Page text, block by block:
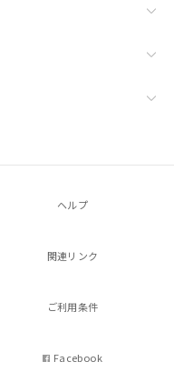
ヘルプ
関連リンク
ご利用条件
Facebook